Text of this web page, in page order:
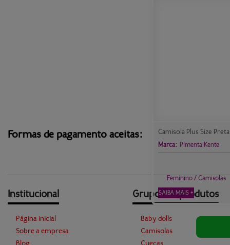
Camisola Plus Size
Marca: Pimenta Kente
Feminino / Camisolas
SAIBA MAIS +
Formas de pagamento aceitas:
Institucional
Página inicial
Sobre a empresa
Grupos de produtos
Baby dolls
Camisolas